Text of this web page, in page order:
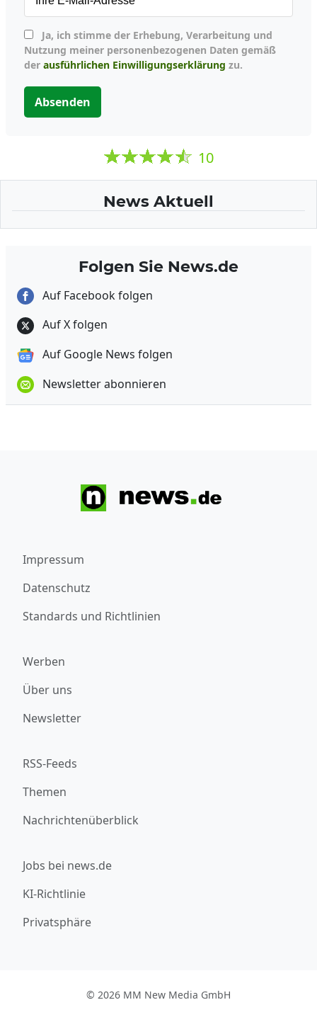
Nutzung meiner personenbezogenen Daten gemäß
der ausführlichen Einwilligungserklärung zu.
Absenden
10
News Aktuell
Folgen Sie News.de
Auf Facebook folgen
Auf X folgen
Auf Google News folgen
Newsletter abonnieren
Impressum
Datenschutz
Standards und Richtlinien
Werben
Über uns
Newsletter
RSS-Feeds
Themen
Nachrichtenüberblick
Jobs bei news.de
KI-Richtlinie
Privatsphäre
© 2026 MM New Media GmbH